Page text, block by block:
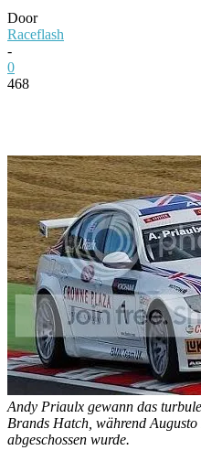
Door
Raceflash
-
0
468
Andy Priaulx gewann das
Brands Hatch, während
abgeschossen wurde.